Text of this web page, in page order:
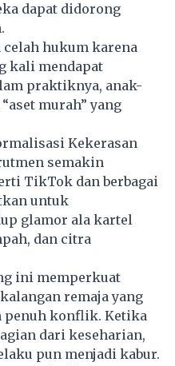
dapat didorong
hukum karena
kali mendapat
praktiknya, anak-
murah” yang
Kekerasan
semakin
TikTok dan berbagai
untuk
glamor ala kartel
dan citra
ini memperkuat
remaja yang
penuh konflik. Ketika
dari keseharian,
pun menjadi kabur.